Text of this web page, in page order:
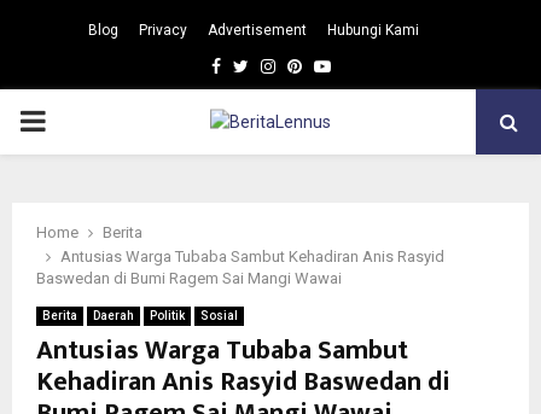
Blog Privacy Advertisement Hubungi Kami
Facebook
TwitterInstagram
Pinterest
Youtube
PRIMARY
Home
Berita
Antusias Warga Tubaba Sambut Kehadiran Anis Rasyid
Baswedan di Bumi Ragem Sai Mangi Wawai
Berita Daerah Politik Sosial
Antusias Warga Tubaba Sambut
Kehadiran Anis Rasyid Baswedan di